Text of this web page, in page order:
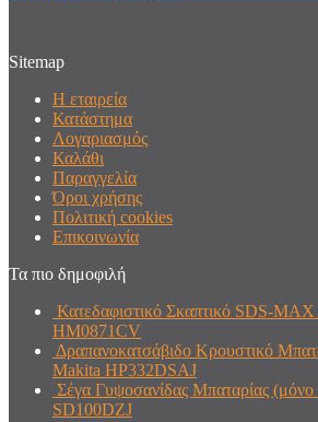
Sitemap
Η εταιρεία
Κατάστημα
Λογαριασμός
Καλάθι
Παραγγελία
Όροι χρήσης
Πολιτική cookies
Επικοινωνία
Τα πιο δημοφιλή
Κατεδαφιστικό Σκαπτικό SDS-
HM0871CV
Δραπανοκατσάβιδο Κρουστικό
Makita HP332DSAJ
Σέγα Γυψοσανίδας Μπαταρίας
SD100DZJ